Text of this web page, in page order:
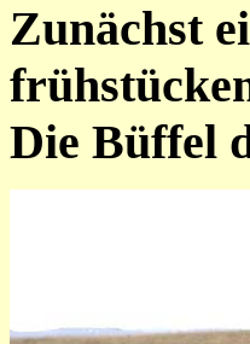
Zunächst
Die Büffel